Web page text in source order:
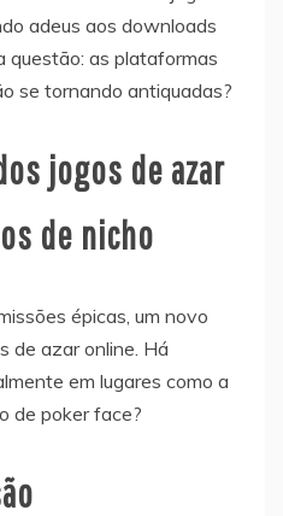
adeus aos downloads
questão: as plataformas
se tornando antiquadas?
jogos de azar
de nicho
épicas, um novo
de azar online. Há
em lugares como a
de poker face?